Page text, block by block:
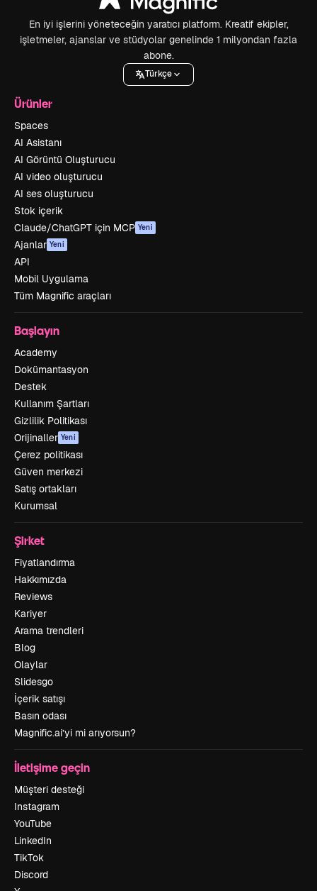
En iyi işlerini yöneteceğin yaratıcı platform. Kreatif ekipler,
işletmeler, ajanslar ve stüdyolar genelinde 1 milyondan fazla
abone.
Türkçe
Ürünler
Spaces
AI Asistanı
AI Görüntü Oluşturucu
AI video oluşturucu
AI ses oluşturucu
Stok içerik
Claude/ChatGPT için MCP Yeni
Ajanlar Yeni
API
Mobil Uygulama
Tüm Magnific araçları
Başlayın
Academy
Dokümantasyon
Destek
Kullanım Şartları
Gizlilik Politikası
Orijinaller Yeni
Çerez politikası
Güven merkezi
Satış ortakları
Kurumsal
Şirket
Fiyatlandırma
Hakkımızda
Reviews
Kariyer
Arama trendleri
Blog
Olaylar
Slidesgo
İçerik satışı
Basın odası
Magnific.ai’yi mi arıyorsun?
İletişime geçin
Müşteri desteği
Instagram
YouTube
LinkedIn
TikTok
Discord